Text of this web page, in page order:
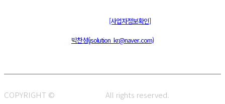
[사업자정보확인]
박찬성(jsolution_kr@naver.com)
COPYRIGHT © All rights reserved.